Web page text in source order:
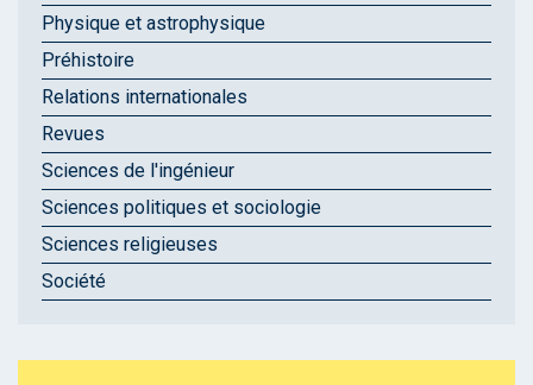
Physique et astrophysique
Préhistoire
Relations internationales
Revues
Sciences de l'ingénieur
Sciences politiques et sociologie
Sciences religieuses
Société